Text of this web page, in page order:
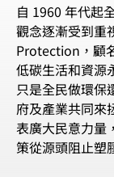
自 1960 年代起
觀念逐漸受到重
Protection，顧
低碳生活和資源
只是全民做環保
府及產業共同來
表廣大民意力量
策從源頭阻止塑